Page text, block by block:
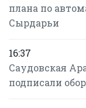
плана по
Сырдарьи
16:37
Саудовская
подписали